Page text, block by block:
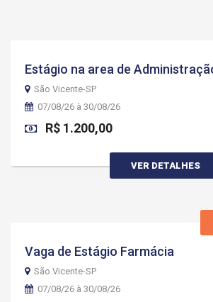
Estágio na area de
São Vicente-SP
07/08/26 à 30/08/26
R$ 1.200,00
VER DETALHES
Vaga de Estágio Farmácia
São Vicente-SP
07/08/26 à 30/08/26